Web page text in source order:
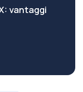
vantaggi